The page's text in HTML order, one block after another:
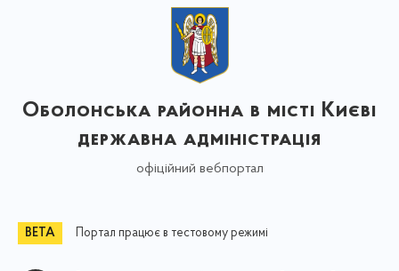
Оболонська районна в місті Києві
державна адміністрація
офіційний вебпортал
Портал працює в тестовому режимі